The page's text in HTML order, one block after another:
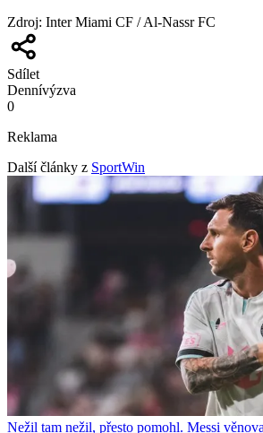
Zdroj: Inter Miami CF / Al-Nassr FC
Sdílet
Dennívýzva
0
Reklama
Další články z SportWin
Nežil tam nežil, přesto pomohl. Messi